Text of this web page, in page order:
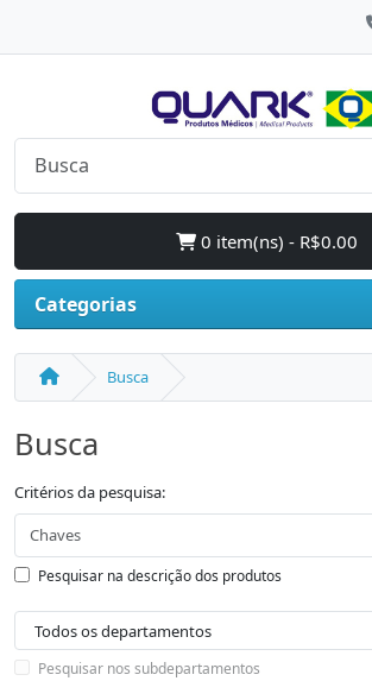
0 item(ns) - R$0.00
Categorias
Busca
Busca
Critérios da pesquisa:
Pesquisar na descrição dos produtos
Pesquisar nos subdepartamentos